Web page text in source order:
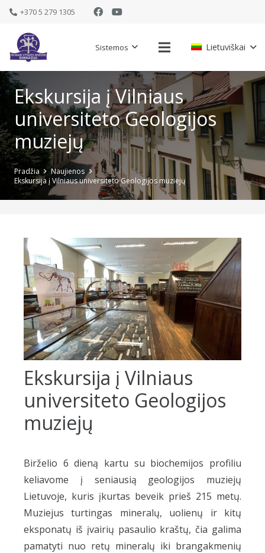
+370 5 279 1305
Sistemos Lietuviškai
Ekskursija į Vilniaus
universiteto Geologijos
muziejų
Pradžia
Naujienos
Ekskursija į Vilniaus universiteto Geologijos muziejų
Ekskursija į Vilniaus
universiteto Geologijos
muziejų
Birželio 6 dieną kartu su biochemijos profiliu
keliavome į seniausią geologijos muziejų
Lietuvoje, kuris įkurtas beveik prieš 215 metų.
Muziejus turtingas mineralų, uolienų ir kitų
eksponatų iš įvairių pasaulio kraštų, čia galima
pamatyti nuo retų mineralų iki brangakmenių